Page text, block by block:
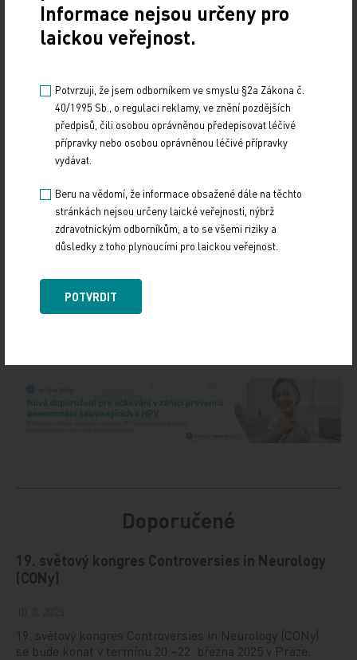
Zatímco však cizinci přijíždějí do Indie za lékaři
vystudovanými v zahraničí, většina Indů nemá
Indický zdravotní systém funguje na dvě rychlosti:
ten státní nemá dost prostředků a soukromý je pro
většinu Indů, kteří nemají zdravotní pojištění,
nedostupný.
AFP/ČTK
Zdroj: AFP/ČTK
Z REGIONŮ
Doporučené
19. světový kongres Controversies in Neurology
(CONy)
19. světový kongres Controversies in Neurology (CONy)
se bude konat v termínu 20.–22. března 2025 v Praze.
Informace nejsou určeny pro
laickou veřejnost.
Potvrzuji, že jsem odborníkem ve smyslu §2a Zákona č.
40/1995 Sb., o regulaci reklamy, ve znění pozdějších
předpisů, čili osobou oprávněnou předepisovat léčivé
přípravky nebo osobou oprávněnou léčivé přípravky
vydávat.
Beru na vědomí, že informace obsažené dále na těchto
stránkách nejsou určeny laické veřejnosti, nýbrž
zdravotnickým odborníkům, a to se všemi riziky a
důsledky z toho plynoucími pro laickou veřejnost.
POTVRDIT